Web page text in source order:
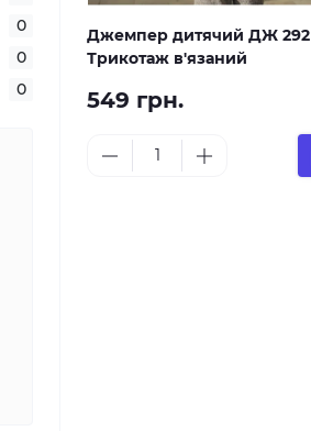
0
0
0
Джемпер дитячий ДЖ 292
Трикотаж в'язаний
549 грн.